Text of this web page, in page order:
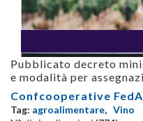
Pubblicato decreto
e modalità per
Confcooperative
Tag: agroalimentare, Vino